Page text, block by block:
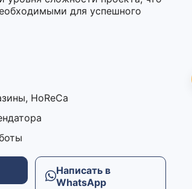
для успешного
HoReCa
Написать в
WhatsApp